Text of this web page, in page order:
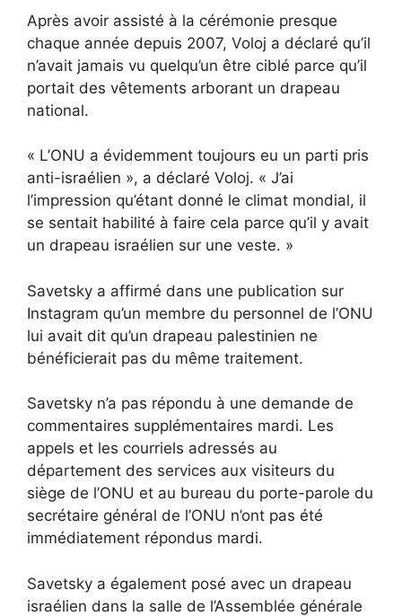
Après avoir assisté à la cérémonie presque
chaque année depuis 2007, Voloj a déclaré qu’il
n’avait jamais vu quelqu’un être ciblé parce qu’il
portait des vêtements arborant un drapeau
national.
« L’ONU a évidemment toujours eu un parti pris
anti-israélien », a déclaré Voloj. « J’ai
l’impression qu’étant donné le climat mondial, il
se sentait habilité à faire cela parce qu’il y avait
un drapeau israélien sur une veste. »
Savetsky a affirmé dans une publication sur
Instagram qu’un membre du personnel de l’ONU
lui avait dit qu’un drapeau palestinien ne
bénéficierait pas du même traitement.
Savetsky n’a pas répondu à une demande de
commentaires supplémentaires mardi. Les
appels et les courriels adressés au
département des services aux visiteurs du
siège de l’ONU et au bureau du porte-parole du
secrétaire général de l’ONU n’ont pas été
immédiatement répondus mardi.
Savetsky a également posé avec un drapeau
israélien dans la salle de l’Assemblée générale